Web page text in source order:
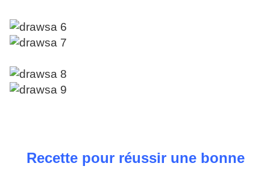
Recette pour réussir une bonne